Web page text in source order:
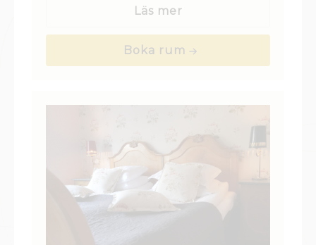
personligt inredda och varierar i storlek och
Läs mer
Boka rum